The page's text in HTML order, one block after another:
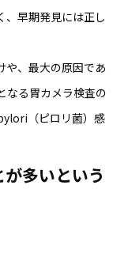
、早期発見には正し
や、最大の原因であ
なる胃カメラ検査の
（ピロリ菌）感
多いという